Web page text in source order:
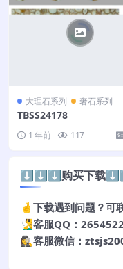
大理石系列 奢石系列
TBSS24178
1 年前 117
⬇️⬇️⬇️购买下载
🤞下载遇到问题？可
🧏‍♂️客服QQ：
🕵️‍♀️客服微信：